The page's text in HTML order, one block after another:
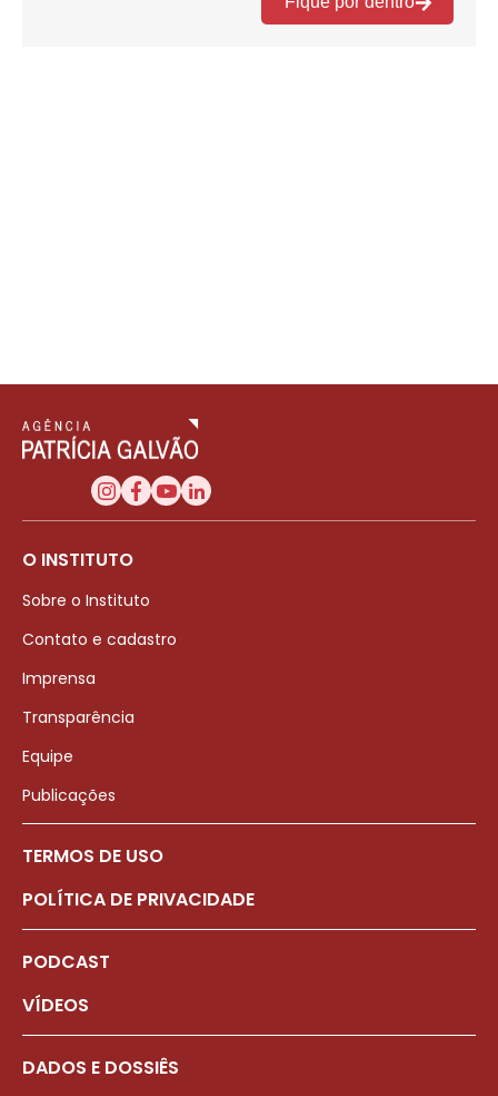
O INSTITUTO
Sobre o Instituto
Contato e cadastro
Imprensa
Transparência
Equipe
Publicações
TERMOS DE USO
POLÍTICA DE PRIVACIDADE
PODCAST
VÍDEOS
DADOS E DOSSIÊS